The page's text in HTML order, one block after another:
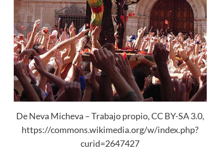
De Neva Micheva – Trabajo propio, CC BY-SA 3.0,
https://commons.wikimedia.org/w/index.php?
curid=2647427